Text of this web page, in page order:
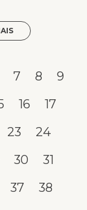
7 8
9
16
17
23
24
30
31
37
38